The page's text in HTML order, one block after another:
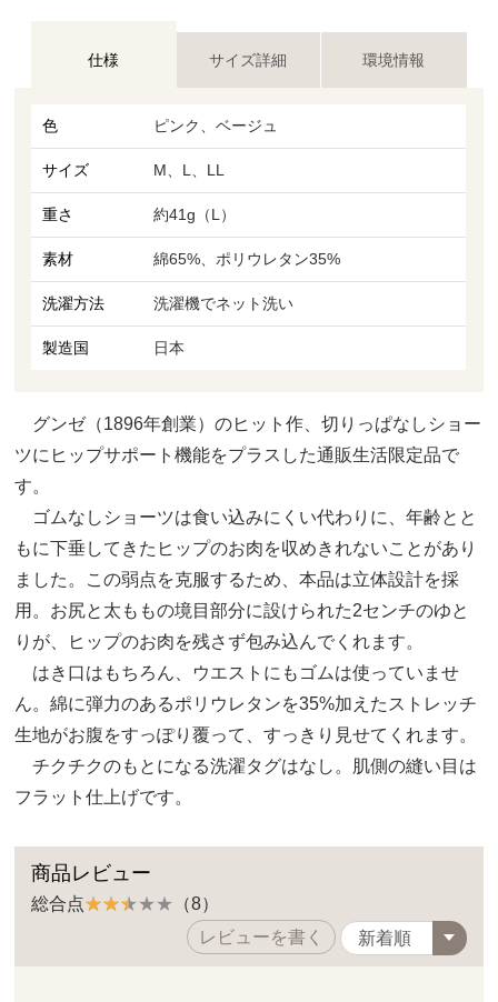
仕様 サイズ詳細 環境情報
色 ピンク、ベージュ
サイズ M、L、LL
重さ 約41g（L）
素材 綿65%、ポリウレタン35%
洗濯方法 洗濯機でネット洗い
製造国 日本
グンゼ（1896年創業）のヒット作、切りっぱなしショー
ツにヒップサポート機能をプラスした通販生活限定品で
す。
ゴムなしショーツは食い込みにくい代わりに、年齢とと
もに下垂してきたヒップのお肉を収めきれないことがあり
ました。この弱点を克服するため、本品は立体設計を採
用。お尻と太ももの境目部分に設けられた2センチのゆと
りが、ヒップのお肉を残さず包み込んでくれます。
はき口はもちろん、ウエストにもゴムは使っていませ
ん。綿に弾力のあるポリウレタンを35%加えたストレッチ
生地がお腹をすっぽり覆って、すっきり見せてくれます。
チクチクのもとになる洗濯タグはなし。肌側の縫い目は
フラット仕上げです。
商品レビュー
総合点
（8）
レビューを書く